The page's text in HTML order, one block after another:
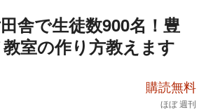
舎で生徒数900名！豊
室の作り方教えます
購読無料
ほぼ 週刊